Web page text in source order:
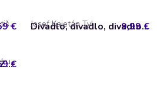
Božena Němcová, Emil František Burian, Vladimir Vladimirovič Majakovskij
€ Divadlo, divadlo, divadlo Tyl
Josef Kajetán Tyl 9,99 €
Pohádky 1929-1946 - Zaprášené vzpomínkyFrantišek Halas, František Hrubín, J. Hloh, Jožka Švihla, Karel Čapek, Karel Jaromír Erben
€